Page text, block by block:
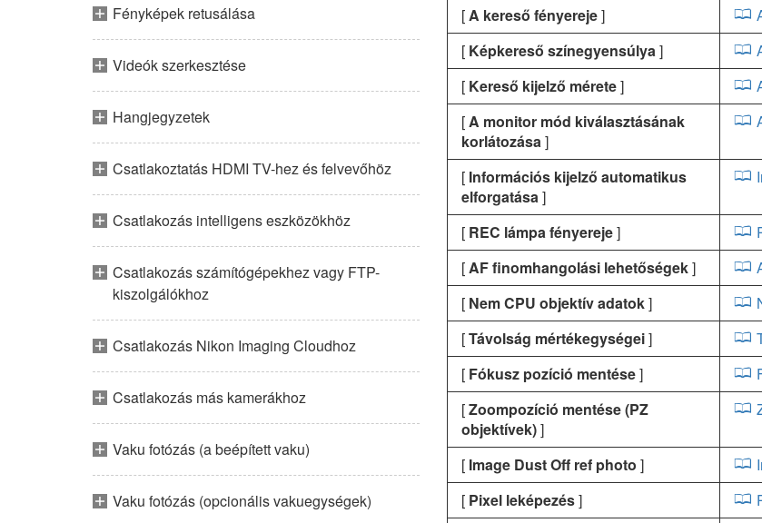
Fényképek retusálása
Videók szerkesztése
Hangjegyzetek
Csatlakoztatás HDMI TV-hez és felvevőhöz
Csatlakozás intelligens eszközökhöz
Csatlakozás számítógépekhez vagy FTP-
kiszolgálókhoz
Csatlakozás Nikon Imaging Cloudhoz
Csatlakozás más kamerákhoz
Vaku fotózás (a beépített vaku)
Vaku fotózás (opcionális vakuegységek)
[A kereső fényereje]
[ Képkereső színegyensúlya]
[ Kereső kijelző mérete]
[A monitor mód kiválasztásának
korlátozása]
[ Információs kijelző automatikus
elforgatása]
[ REC lámpa fényereje]
[AF finomhangolási lehetőségek]
[ Nem CPU objektív adatok]
[Távolság mértékegységei]
[ Fókusz pozíció mentése]
[Zoompozíció mentése (PZ
objektívek)]
[ Image Dust Off ref photo ]
[ Pixel leképezés]